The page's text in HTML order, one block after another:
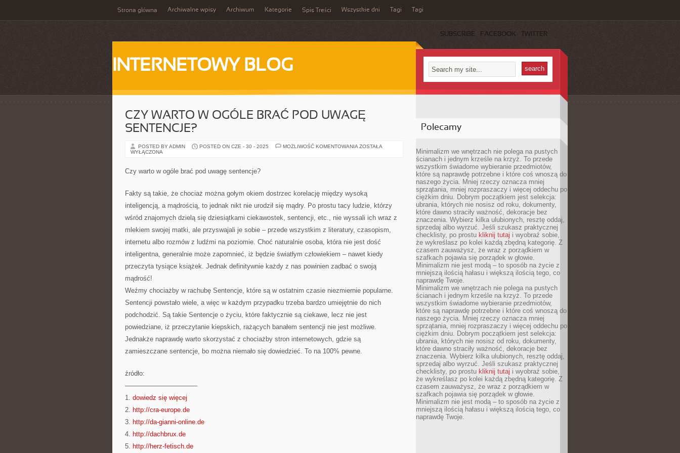
Strona główna Archiwalne wpisy Archiwum Kategorie Spis Treści Wszystkie dni Tagi Tagi
SUBSCRIBE FACEBOOK TWITTER
INTERNETOWY BLOG
CZY WARTO W OGÓLE BRAĆ POD UWAGĘ
SENTENCJE?
POSTED BY ADMIN POSTED ON CZE - 30 - 2025 MOŻLIWOŚĆ KOMENTOWANIA CZY
ZOSTAŁA
WYŁĄCZONA
Czy warto w ogóle brać pod uwagę sentencje?
Fakty są takie, że chociaż można gołym okiem dostrzec korelację między wysoką
inteligencją, a mądrością, to jednak nikt nie urodził się mądry. Po prostu tacy ludzie, którzy
wśród znajomych dzielą się dziesiątkami ciekawostek, sentencji, etc., nie wyssali ich wraz z
mlekiem swojej matki, ale przyswajali je sobie – przede wszystkim z literatury, czasopism,
internetu albo rozmów z ludźmi na poziomie. Choć naturalnie osoba, która nie jest dość
inteligentna, generalnie może zapomnieć, iż będzie światłym człowiekiem – nawet kiedy
przeczyta tysiące książek. Jednak definitywnie każdy z nas powinien zadbać o swoją
mądrość!
Weźmy chociażby w rachubę Sentencje, które są w ostatnim czasie niezmiernie popularne.
Sentencji powstało wiele, a więc w każdym przypadku trzeba bardzo umiejętnie do nich
podchodzić. Są takie Sentencje o życiu, które faktycznie są ciekawe, lecz nie jest
powiedziane, iż przeczytanie kiepskich, rażących banałem sentencji nie jest możliwe.
Jednakże naprawdę warto skorzystać z chociażby stron internetowych, gdzie są
zamieszczane sentencje, bo można niemało się dowiedzieć. To na 100% pewne.
źródło:
———————————
1. dowiedz się więcej
2. http://cra-europe.de
3. http://da-gianni-online.de
4. http://dachbrux.de
5. http://herz-fetisch.de
Polecamy
Minimalizm we wnętrzach nie polega na pustych
ścianach i jednym krześle na krzyż. To przede
wszystkim świadome wybieranie przedmiotów,
które są naprawdę potrzebne i które coś wnoszą do
naszego życia. Mniej rzeczy oznacza mniej
sprzątania, mniej rozpraszaczy i więcej oddechu po
ciężkim dniu. Dobrym początkiem jest selekcja:
ubrania, których nie nosisz od roku, dokumenty,
które dawno straciły ważność, dekoracje bez
znaczenia. Wybierz kilka ulubionych, resztę oddaj,
sprzedaj albo wyrzuć. Jeśli szukasz praktycznej
checklisty, po prostu kliknij tutaj i wyobraź sobie,
że wykreślasz po kolei każdą zbędną kategorię. Z
czasem zauważysz, że wraz z porządkiem w
szafkach pojawia się porządek w głowie.
Minimalizm nie jest modą – to sposób na życie z
mniejszą ilością hałasu i większą ilością tego, co
naprawdę Twoje.
Minimalizm we wnętrzach nie polega na pustych
ścianach i jednym krześle na krzyż. To przede
wszystkim świadome wybieranie przedmiotów,
które są naprawdę potrzebne i które coś wnoszą do
naszego życia. Mniej rzeczy oznacza mniej
sprzątania, mniej rozpraszaczy i więcej oddechu po
ciężkim dniu. Dobrym początkiem jest selekcja:
ubrania, których nie nosisz od roku, dokumenty,
które dawno straciły ważność, dekoracje bez
znaczenia. Wybierz kilka ulubionych, resztę oddaj,
sprzedaj albo wyrzuć. Jeśli szukasz praktycznej
checklisty, po prostu kliknij tutaj i wyobraź sobie,
że wykreślasz po kolei każdą zbędną kategorię. Z
czasem zauważysz, że wraz z porządkiem w
szafkach pojawia się porządek w głowie.
Minimalizm nie jest modą – to sposób na życie z
mniejszą ilością hałasu i większą ilością tego, co
naprawdę Twoje.